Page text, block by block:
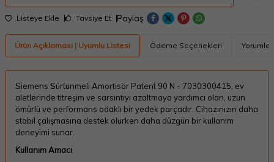
Listeye Ekle Tavsiye Et Paylaş
Ürün Açıklaması | Uyumlu Listesi Ödeme Seçenekleri Yorumlar
Siemens Sürtünmeli Amortisör Patent 90 N - 7030300415, ev
aletlerinde titreşim ve sarsıntıyı azaltmaya yardımcı olan, uzun
ömürlü ve performans odaklı bir yedek parçadır. Cihazınızın daha
stabil çalışmasına destek olurken daha düzgün bir kullanım
deneyimi sunar.
Kullanım Amacı